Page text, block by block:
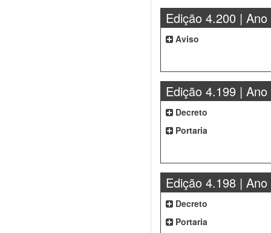
Edição 4.200 | Ano
Aviso
Edição 4.199 | Ano
Decreto
Portaria
Edição 4.198 | Ano
Decreto
Portaria